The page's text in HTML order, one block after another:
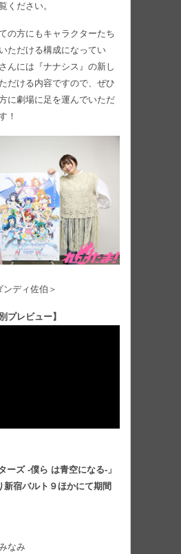
ください。
の方にもキャラクターたち
ただける構成になってい
んには『ナナシス』の新し
だける内容ですので、ぜひ
に劇場に足を運んでいただ
！
ンディ佐伯＞
プレビュー】
ーズ -僕ら は⻘空になる-」
新宿バルト９ほかにて期間
なみ